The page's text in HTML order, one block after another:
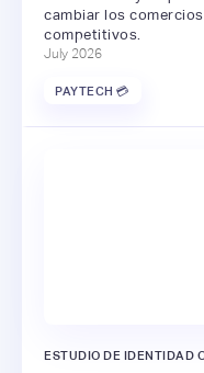
cambiar los
competitivos.
July 2026
PAYTECH 💳
ESTUDIO DE IDENTIDAD